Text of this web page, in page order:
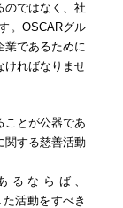
のではなく、社
。OSCARグル
業であるために
ければなりませ
ことが公器であ
関する慈善活動
るならば、
活動をすべき